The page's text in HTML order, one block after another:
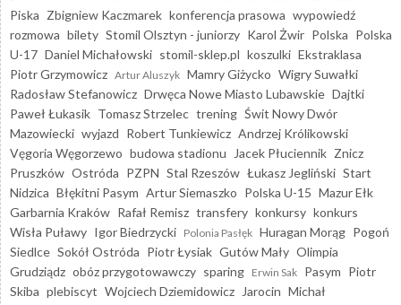
Piska Zbigniew Kaczmarek konferencja prasowa wypowiedź
rozmowa bilety Stomil Olsztyn - juniorzy Karol Żwir Polska Polska
U-17 Daniel Michałowski stomil-sklep.pl koszulki Ekstraklasa
Piotr Grzymowicz Artur Aluszyk Mamry Giżycko Wigry Suwałki
Radosław Stefanowicz Drwęca Nowe Miasto Lubawskie Dajtki
Paweł Łukasik Tomasz Strzelec trening Świt Nowy Dwór
Mazowiecki wyjazd Robert Tunkiewicz Andrzej Królikowski
Vęgoria Węgorzewo budowa stadionu Jacek Płuciennik Znicz
Pruszków Ostróda PZPN Stal Rzeszów Łukasz Jegliński Start
Nidzica Błękitni Pasym Artur Siemaszko Polska U-15 Mazur Ełk
Garbarnia Kraków Rafał Remisz transfery konkursy konkurs
Wisła Puławy Igor Biedrzycki Polonia Pasłęk Huragan Morąg Pogoń
Siedlce Sokół Ostróda Piotr Łysiak Gutów Mały Olimpia
Grudziądz obóz przygotowawczy sparing Erwin Sak Pasym Piotr
Skiba plebiscyt Wojciech Dziemidowicz Jarocin Michał